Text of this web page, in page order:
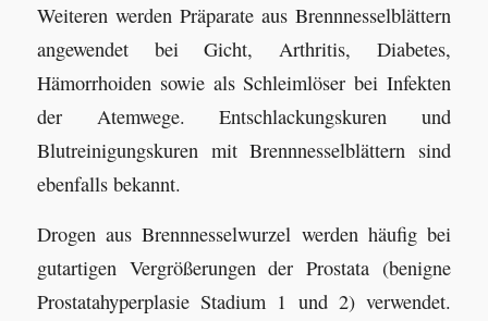
Weiteren werden Präparate aus Brennnesselblättern
angewendet bei Gicht, Arthritis, Diabetes,
Hämorrhoiden sowie als Schleimlöser bei Infekten
der Atemwege. Entschlackungskuren und
Blutreinigungskuren mit Brennnesselblättern sind
ebenfalls bekannt.
Drogen aus Brennnesselwurzel werden häufig bei
gutartigen Vergrößerungen der Prostata (benigne
Prostatahyperplasie Stadium 1 und 2) verwendet.